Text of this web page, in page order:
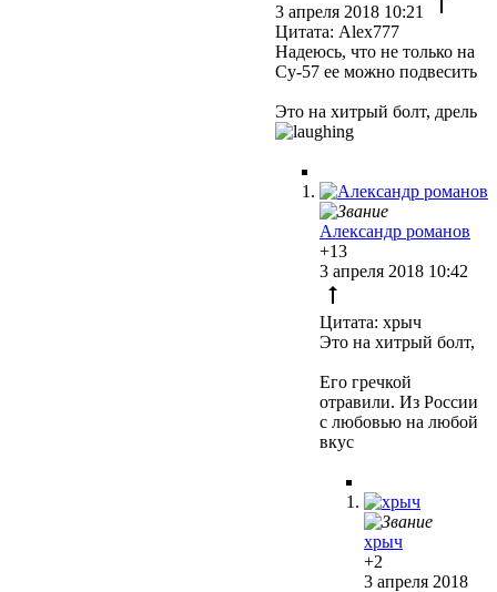
3 апреля 2018 10:21
Цитата: Alex777
Надеюсь, что не только на
Су-57 ее можно подвесить
Это на хитрый болт, дрель
Александр романов
+13
3 апреля 2018 10:42
Цитата: хрыч
Это на хитрый болт,
Его гречкой
отравили. Из России
с любовью на любой
вкус
хрыч
+2
3 апреля 2018